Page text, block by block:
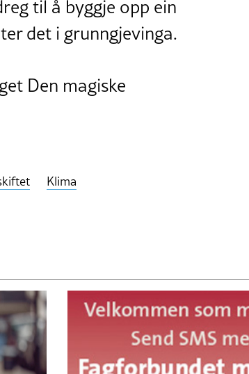
til å byggje opp ein
det i grunngjevinga.
Den magiske
Klima